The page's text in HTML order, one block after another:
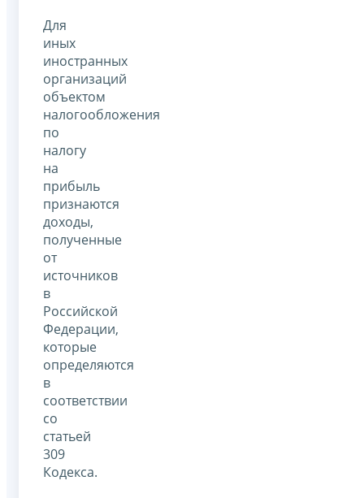
Для
иных
иностранных
организаций
объектом
налогообложения
по
налогу
на
прибыль
признаются
доходы,
полученные
от
источников
в
Российской
Федерации,
которые
определяются
в
соответствии
со
статьей
309
Кодекса.